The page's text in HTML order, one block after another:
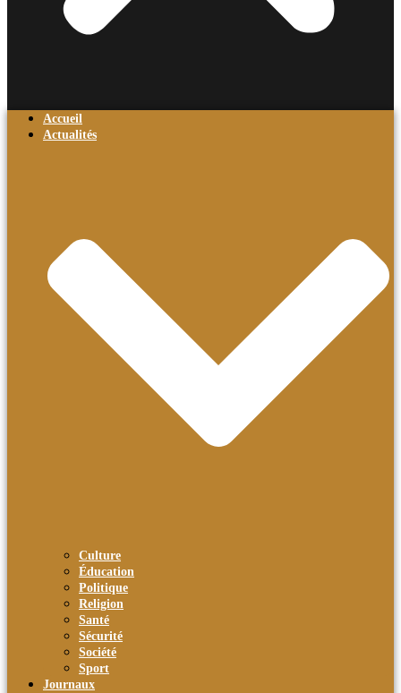
Accueil
Actualités
Culture
Éducation
Politique
Religion
Santé
Sécurité
Société
Sport
Journaux